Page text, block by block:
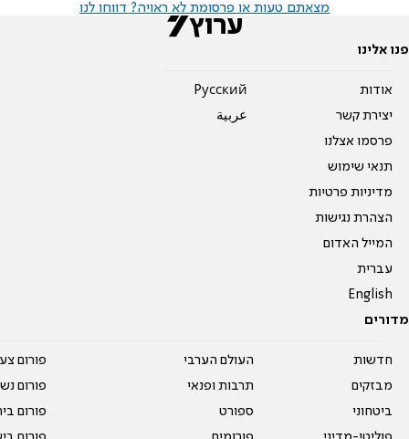
מצאתם טעות או פרסומת לא ראויה? דווחו לנו
פנו אלינו
אודות
יצירת קשר
פרסמו אצלנו
תנאי שימוש
מדיניות פרטיות
הצהרת נגישות
המייל האדום
עברית
English
Pусский
عربية
מדורים
חדשות
מבזקים
ביטחוני
העולם הערבי
תרבות ופנאי
ספורט
פורום
פורום
פורום